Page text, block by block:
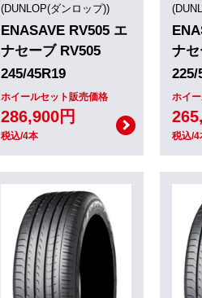
(DUNLOP(ダンロップ))
ENASAVE RV505 エ
ナセーブ RV505
245/45R19
ホイールセット販売価格
286,900円
税込/4本
ナ
225/
ホイ
税込/4